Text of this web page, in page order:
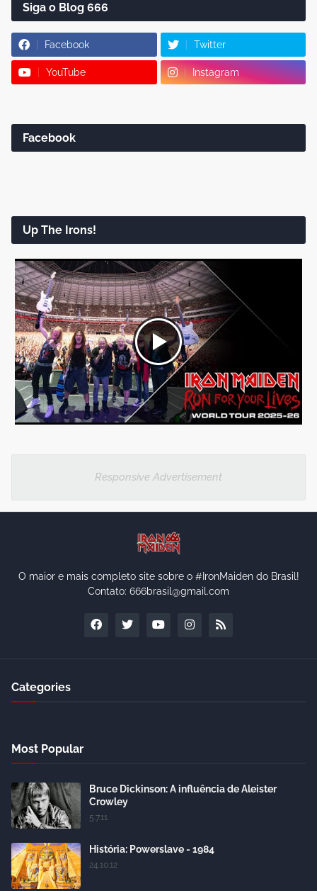
Siga o Blog 666
Facebook Twitter
YouTube Instagram
Facebook
Up The Irons!
Responsive Advertisement
O maior e mais completo site sobre o #IronMaiden do Brasil!
Contato: 666brasil@gmail.com
Categories
Most Popular
Bruce Dickinson: A influência de Aleister
Crowley
5.7.11
História: Powerslave - 1984
24.10.12